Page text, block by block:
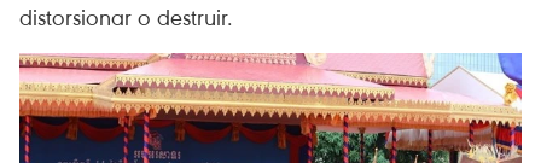
distorsionar o destruir.